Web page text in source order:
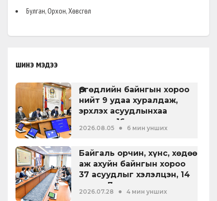
Булган, Орхон, Хөвсгөл
шинэ мэдээ
Өргөдлийн байнгын хороо
нийт 9 удаа хуралдаж,
эрхлэх асуудлынхаа
хүрээнд 16 асуудал
хэлэлцсэн байна
2026.08.05 • 6 мин унших
Байгаль орчин, хүнс, хөдөө
аж ахуйн байнгын хороо
37 асуудлыг хэлэлцэн, 14
хууль, 7 тогтоол
батлуулжээ
2026.07.28 • 4 мин унших